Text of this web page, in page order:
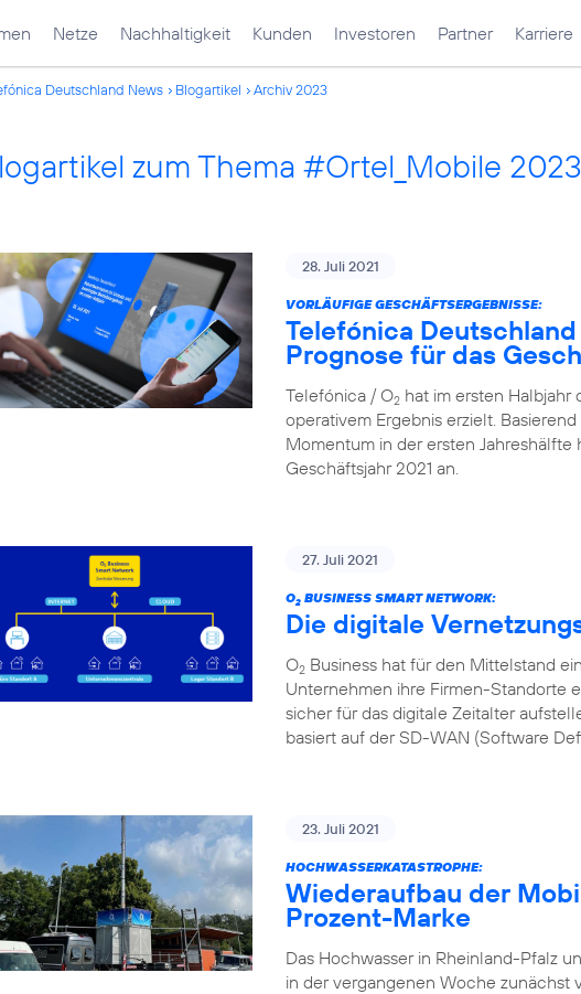
Netze Nachhaltigkeit Kunden Investoren Partner Karriere
Deutschland News Blogartikel Archiv 2023
zum Thema #Ortel_Mobile 2023
28. Juli 2021
VORLÄUFIGE GESCHÄFTSERGEBNISSE:
Telefónica
Prognose für das
Telefónica / O2 hat im ersten Halbjahr
operativem Ergebnis erzielt.
Momentum in der ersten
Geschäftsjahr 2021 an.
27. Juli 2021
O2 BUSINESS SMART NETWORK:
Die digitale
O2 Business hat für den Mittelstand
Unternehmen ihre Firmen-Standorte
sicher für das digitale Zeitalter
basiert auf der SD-WAN (Software
23. Juli 2021
HOCHWASSERKATASTROPHE:
Wiederaufbau der
Prozent-Marke
Das Hochwasser in Rheinland-Pfalz
in der vergangenen Woche zunächst